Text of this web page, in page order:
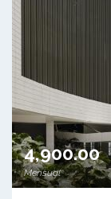
4,900.00
Mensual